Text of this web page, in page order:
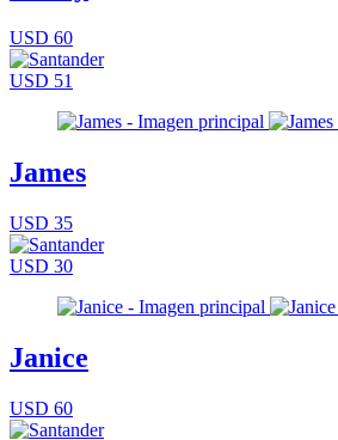
USD 60
USD 51
James
USD 35
USD 30
Janice
USD 60